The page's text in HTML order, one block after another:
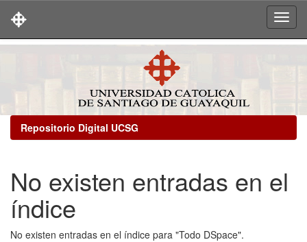
Repositorio Digital UCSG
No existen entradas en el
índice
No existen entradas en el índice para "Todo DSpace".